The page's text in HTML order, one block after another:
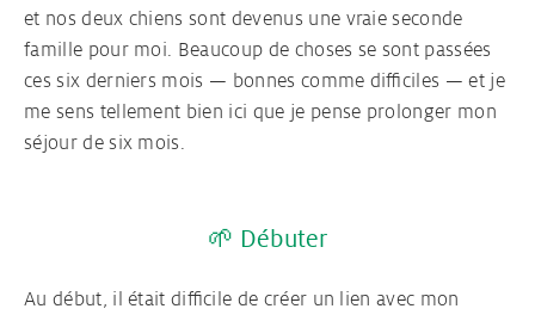
Ton assurance Au pair
et nos deux chiens sont devenus une vraie seconde
famille pour moi. Beaucoup de choses se sont passées
ces six derniers mois — bonnes comme difficiles — et je
me sens tellement bien ici que je pense prolonger mon
séjour de six mois.
🌱 Débuter
Au début, il était difficile de créer un lien avec mon